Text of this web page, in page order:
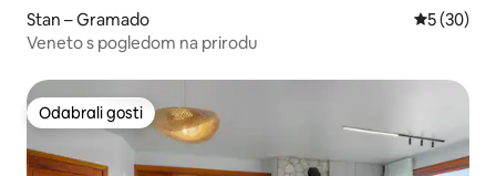
Stan – Gramado Prosječna
5 (30)
Veneto s pogledom na prirodu
Odabrali gosti
Odabrali gosti